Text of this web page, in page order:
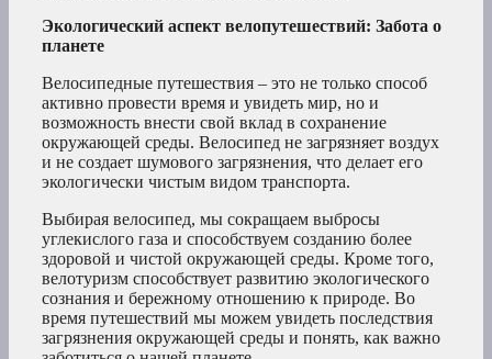
Экологический аспект велопутешествий: Забота о
планете
Велосипедные путешествия – это не только способ
активно провести время и увидеть мир, но и
возможность внести свой вклад в сохранение
окружающей среды. Велосипед не загрязняет воздух
и не создает шумового загрязнения, что делает его
экологически чистым видом транспорта.
Выбирая велосипед, мы сокращаем выбросы
углекислого газа и способствуем созданию более
здоровой и чистой окружающей среды. Кроме того,
велотуризм способствует развитию экологического
сознания и бережному отношению к природе. Во
время путешествий мы можем увидеть последствия
загрязнения окружающей среды и понять, как важно